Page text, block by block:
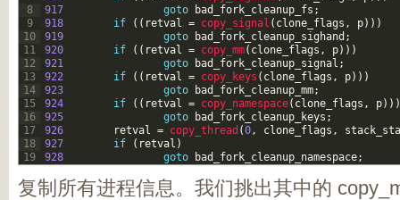
8
9
10
11
12
13
14
15
16
17
18
19
917
goto bad_fork_cleanup_fs ;
918
if ( ( retval = copy_signal ( clone_flags , p) ) )
919
goto bad_fork_cleanup_sighand ;
920
if ( ( retval = copy_mm( clone_flags , p) ) )
921
goto bad_fork_cleanup_signal ;
922
if ( ( retval = copy_keys ( clone_flags , p) ) )
923
goto bad_fork_cleanup_mm;
924
if ( ( retval = copy_namespace( clone_flags , p) ) )
925
goto bad_fork_cleanup_keys ;
926
retval = copy_thread (0, clone_flags ,
927
if ( retval )
928
goto bad_fork_cleanup_namespace;
复制所有进程信息。我们挑出其中的